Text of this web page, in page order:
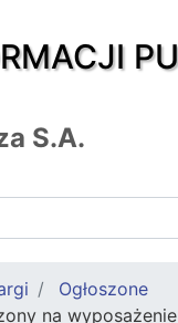
S.A.
Ogłoszone
na